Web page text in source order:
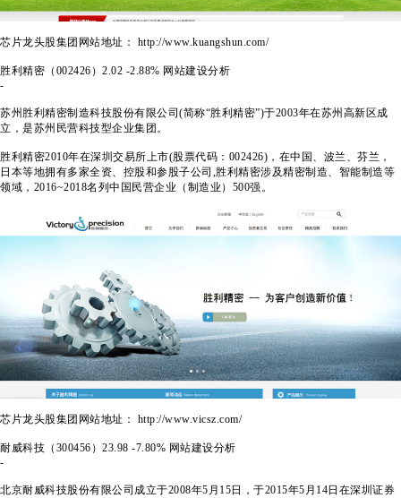
芯片龙头股集团网站地址： http://www.kuangshun.com/
胜利精密（002426） 2.02 -2.88% 网站建设分析
-
苏州胜利精密制造科技股份有限公司(简称“胜利精密”)于2003年在苏州高新区成
立，是苏州民营科技型企业集团。
胜利精密2010年在深圳交易所上市(股票代码：002426)，在中国、波兰、芬兰，
日本等地拥有多家全资、控股和参股子公司,胜利精密涉及精密制造、智能制造等
领域，2016~2018名列中国民营企业（制造业）500强。
芯片龙头股集团网站地址： http://www.vicsz.com/
耐威科技（300456） 23.98 -7.80% 网站建设分析
-
北京耐威科技股份有限公司成立于2008年5月15日，于2015年5月14日在深圳证券